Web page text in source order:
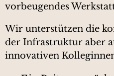
vorbeugendes
Wir unterstützen die
der Infrastruktur aber
innovativen